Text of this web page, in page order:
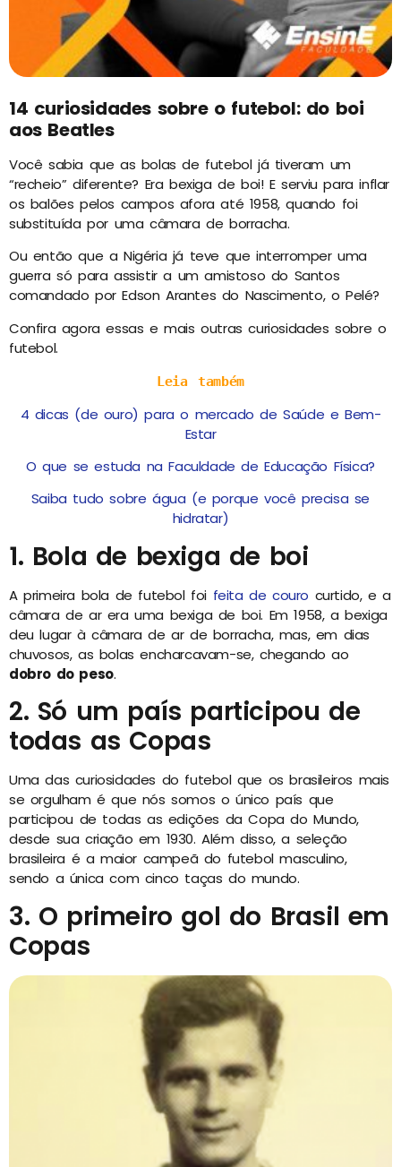
14 curiosidades sobre o futebol: do boi
aos Beatles
Você sabia que as bolas de futebol já tiveram um
“recheio” diferente? Era bexiga de boi! E serviu para inflar
os balões pelos campos afora até 1958, quando foi
substituída por uma câmara de borracha.
Ou então que a Nigéria já teve que interromper uma
guerra só para assistir a um amistoso do Santos
comandado por Edson Arantes do Nascimento, o Pelé?
Confira agora essas e mais outras curiosidades sobre o
futebol.
Leia também
4 dicas (de ouro) para o mercado de Saúde e Bem-
Estar
O que se estuda na Faculdade de Educação Física?
Saiba tudo sobre água (e porque você precisa se
hidratar)
1. Bola de bexiga de boi
A primeira bola de futebol foi feita de couro curtido, e a
câmara de ar era uma bexiga de boi. Em 1958, a bexiga
deu lugar à câmara de ar de borracha, mas, em dias
chuvosos, as bolas encharcavam-se, chegando ao
dobro do peso.
2. Só um país participou de
todas as Copas
Uma das curiosidades do futebol que os brasileiros mais
se orgulham é que nós somos o único país que
participou de todas as edições da Copa do Mundo,
desde sua criação em 1930. Além disso, a seleção
brasileira é a maior campeã do futebol masculino,
sendo a única com cinco taças do mundo.
3. O primeiro gol do Brasil em
Copas